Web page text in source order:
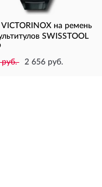
на ремень
SWISSTOOL
2 656 руб.